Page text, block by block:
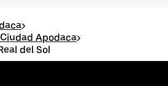
>
Apodaca>
del Sol